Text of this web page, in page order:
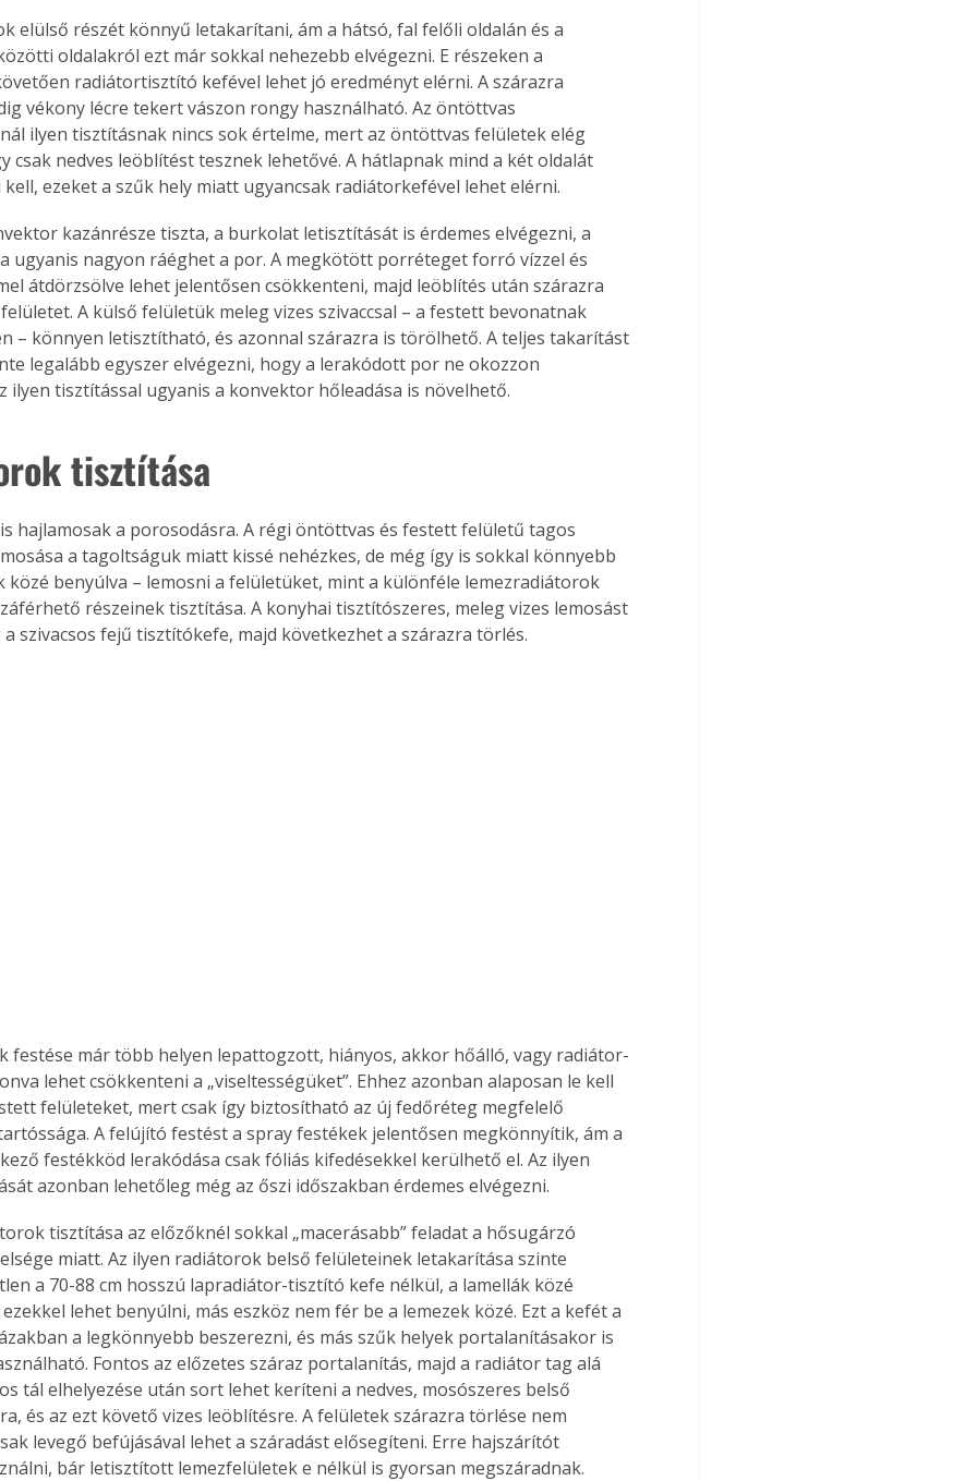
az
A
elülső részét könnyű letakarítani, ám a hátsó, fal felőli oldalán és a
oldalakról ezt már sokkal nehezebb elvégezni. E részeken a
radiátortisztító kefével lehet jó eredményt elérni. A szárazra
vékony lécre tekert vászon rongy használható. Az öntöttvas
ilyen tisztításnak nincs sok értelme, mert az öntöttvas felületek elég
csak nedves leöblítést tesznek lehetővé. A hátlapnak mind a két oldalát
ezeket a szűk hely miatt ugyancsak radiátorkefével lehet elérni.
kazánrésze tiszta, a burkolat letisztítását is érdemes elvégezni, a
ugyanis nagyon ráéghet a por. A megkötött porréteget forró vízzel és
átdörzsölve lehet jelentősen csökkenteni, majd leöblítés után szárazra
A külső felületük meleg vizes szivaccsal – a festett bevonatnak
– könnyen letisztítható, és azonnal szárazra is törölhető. A teljes takarítást
legalább egyszer elvégezni, hogy a lerakódott por ne okozzon
ilyen tisztítással ugyanis a konvektor hőleadása is növelhető.
tisztítása
hajlamosak a porosodásra. A régi öntöttvas és festett felületű tagos
a tagoltságuk miatt kissé nehézkes, de még így is sokkal könnyebb
közé benyúlva – lemosni a felületüket, mint a különféle lemezradiátorok
részeinek tisztítása. A konyhai tisztítószeres, meleg vizes lemosást
szivacsos fejű tisztítókefe, majd következhet a szárazra törlés.
festése már több helyen lepattogzott, hiányos, akkor hőálló, vagy radiátor-
lehet csökkenteni a „viseltességüket”. Ehhez azonban alaposan le kell
felületeket, mert csak így biztosítható az új fedőréteg megfelelő
A felújító festést a spray festékek jelentősen megkönnyítik, ám a
festékköd lerakódása csak fóliás kifedésekkel kerülhető el. Az ilyen
azonban lehetőleg még az őszi időszakban érdemes elvégezni.
tisztítása az előzőknél sokkal „macerásabb” feladat a hősugárzó
miatt. Az ilyen radiátorok belső felületeinek letakarítása szinte
a 70-88 cm hosszú lapradiátor-tisztító kefe nélkül, a lamellák közé
lehet benyúlni, más eszköz nem fér be a lemezek közé. Ezt a kefét a
a legkönnyebb beszerezni, és más szűk helyek portalanításakor is
Fontos az előzetes száraz portalanítás, majd a radiátor tag alá
tál elhelyezése után sort lehet keríteni a nedves, mosószeres belső
és az ezt követő vizes leöblítésre. A felületek szárazra törlése nem
levegő befújásával lehet a száradást elősegíteni. Erre hajszárítót
bár letisztított lemezfelületek e nélkül is gyorsan megszáradnak.